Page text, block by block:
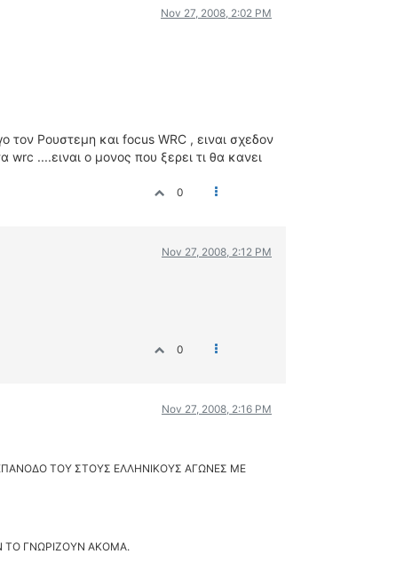
Nov 27, 2008, 2:02 PM
Ρουστεμη και focus WRC , ειναι σχεδον
wrc ....ειναι ο μονος που ξερει τι θα κανει
0
Nov 27, 2008, 2:12 PM
0
Nov 27, 2008, 2:16 PM
ΤΟΥ ΣΤΟΥΣ ΕΛΛΗΝΙΚΟΥΣ ΑΓΩΝΕΣ ΜΕ
ΤΟ ΓΝΩΡΙΖΟΥΝ ΑΚΟΜΑ.